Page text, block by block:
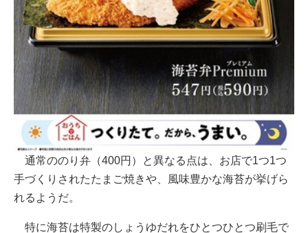
通常ののり弁（400円）と異なる点は、お店で1つ1つ
手づくりされたたまご焼きや、風味豊かな海苔が挙げら
れるようだ。
特に海苔は特製のしょうゆだれをひとつひとつ刷毛で